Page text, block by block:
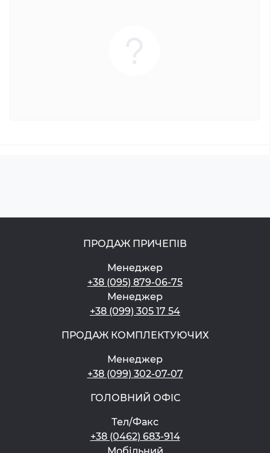
ПРОДАЖ ПРИЧЕПІВ
Менеджер
+38 (095) 879-06-75
Менеджер
+38 (099) 305 17 54
ПРОДАЖ КОМПЛЕКТУЮЧИХ
Менеджер
+38 (099) 302-07-07
ГОЛОВНИЙ ОФІС
Тел/Факс
+38 (0462) 683-914